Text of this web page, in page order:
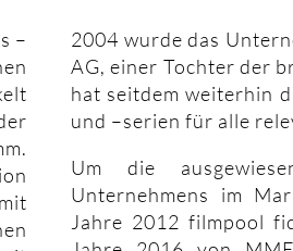
–
2004 wurde das
AG, einer Tochter der
hat seitdem weiterhin
und –serien für alle
Um die
Unternehmens im
Jahre 2012 filmpool